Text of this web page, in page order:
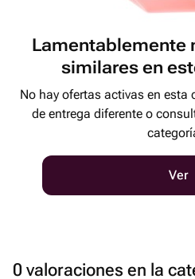
Lamentablemente
similares en
No hay ofertas activas en
de entrega diferente o
Ver
0 valoraciones en la